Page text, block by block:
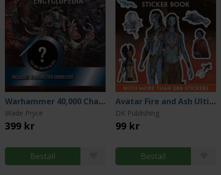
Warhammer 40,000 Character Encyclopedia
Wade Pryce
399 kr
Beställ
Avatar Fire and Ash Ultimate Sticker Book
DK Publishing
99 kr
Beställ